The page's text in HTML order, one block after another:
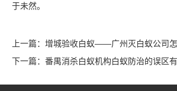
于未然。
上一篇： 增城验收白蚁——广州灭白蚁公司怎
下一篇： 番禺消杀白蚁机构白蚁防治的误区